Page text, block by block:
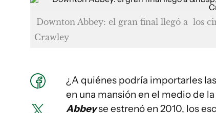
Downton Abbey: el gran final llegó a los
Crawley
¿A quiénes podría importarles
en una mansión en el medio de
Abbeyse estrenó en 2010, los